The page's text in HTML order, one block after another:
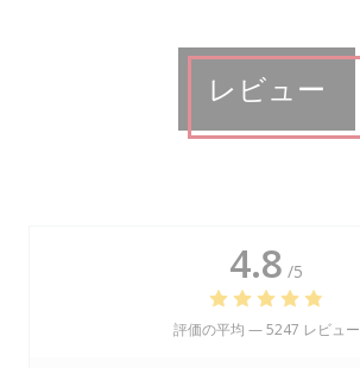
レビュー
4.8 /5
評価の平均 —5247 レビュー